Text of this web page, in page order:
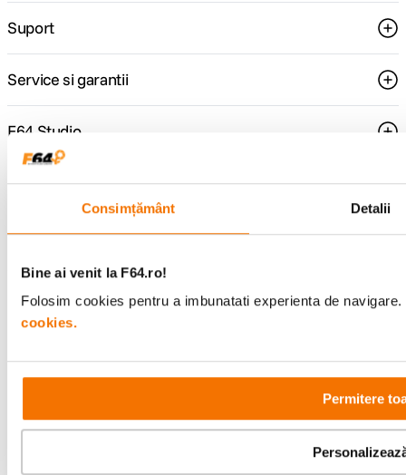
Consimțământ Detalii
Bine ai venit la F64.ro!
Folosim cookies pentru a imbunatati experienta de
cookies.
Permitere
Suport
Service si garantii
F64 Studio
Metode de plata
09:00 - 21:00
Showroom